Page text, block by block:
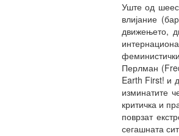
Уште од
влијание
движењето,
Перлман
Earth First! и
изминатите
критичка и
поврзат
сегашната